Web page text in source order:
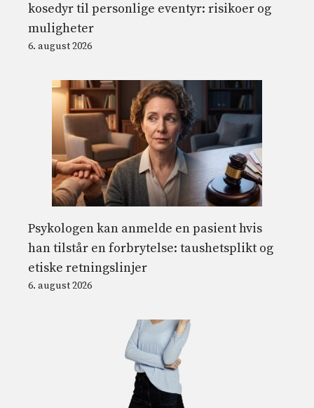
kosedyr til personlige eventyr: risikoer og
muligheter
6. august 2026
Psykologen kan anmelde en pasient hvis
han tilstår en forbrytelse: taushetsplikt og
etiske retningslinjer
6. august 2026